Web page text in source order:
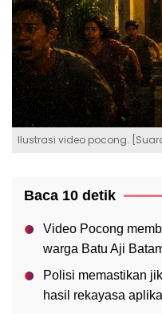
Ilustrasi video pocong.
Baca 10 detik
Video Pocong
warga Batu Aji
Polisi memastikan
hasil rekayasa